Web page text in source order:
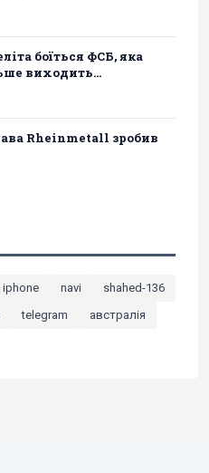
боїться ФСБ, яка
виходить...
Rheinmetall зробив
iphone navi
shahed-136
telegram
австралія